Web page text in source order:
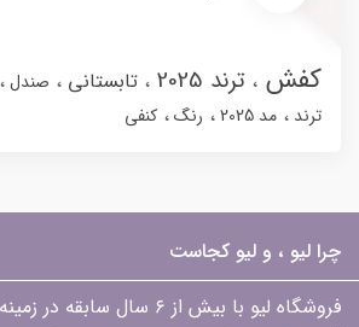
کفش ترند 2025 تابستانی صندل
ترند
مد 2025 رنگ کنفی
چرا لیو ، و لیو کجاست
فروشگاه لیو با بیش از ۶ سال